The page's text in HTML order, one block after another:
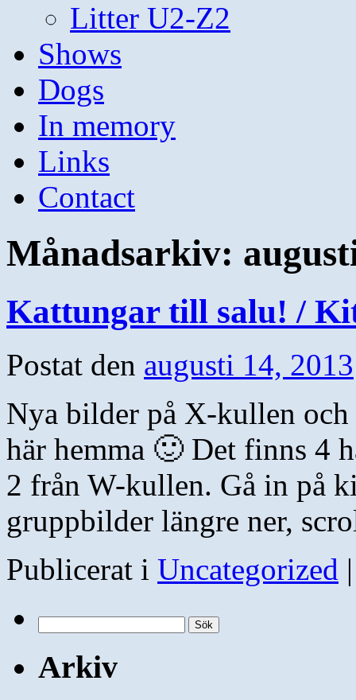
Litter U2-Z2
Shows
Dogs
In memory
Links
Contact
Månadsarkiv:
Kattungar till salu! /
Postat den augusti 14, 2013
Nya bilder på X-kullen
här hemma 🙂 Det finns 4
2 från W-kullen. Gå in på
gruppbilder längre ner,
Publicerat i Uncategorized |
efter:
Arkiv